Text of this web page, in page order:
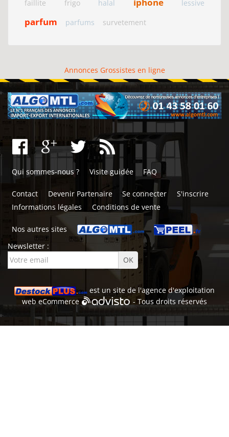
faillite frigo halal iphone lessive
parfum parfums survetement
Annonces Grossistes en ligne
Qui sommes-nous ? Visite guidée FAQ
Contact Devenir Partenaire Se connecter
S'inscrire
Informations légales
Conditions de vente
Nos autres sites
Newsletter :
est un site de l'agence d'exploitation
webeCommerce - Tous droits réservés